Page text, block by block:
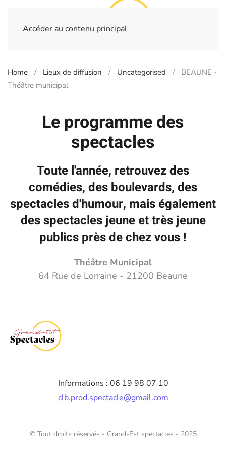
Accéder au contenu principal
Home Lieux de diffusion Uncategorised
BEAUNE -
Théâtre municipal
Le programme des
spectacles
Toute l'année, retrouvez des
comédies, des boulevards, des
spectacles d'humour, mais également
des spectacles jeune et très jeune
publics près de chez vous !
Théâtre Municipal
64 Rue de Lorraine - 21200 Beaune
Informations : 06 19 98 07 10
clb.prod.spectacle@gmail.com
© Tout droits réservés - Grand-Est spectacles - 2025